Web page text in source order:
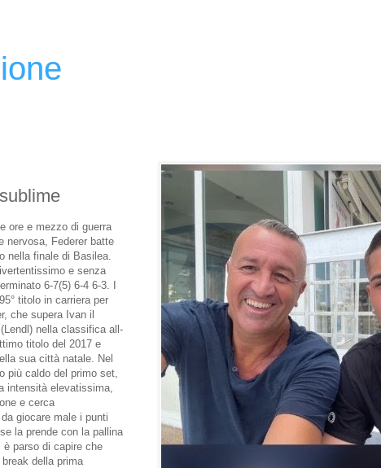
ore e mezzo di guerra
nervosa, Federer batte
nella finale di Basilea.
e senza
6-7(5) 6-4 6-3. I
titolo in carriera per
che supera Ivan il
nella classifica all-
titolo del 2017 e
sua città natale. Nel
più caldo del primo set,
intensità elevatissima,
e cerca
giocare male i punti
la prende con la pallina
parso di capire che
della prima